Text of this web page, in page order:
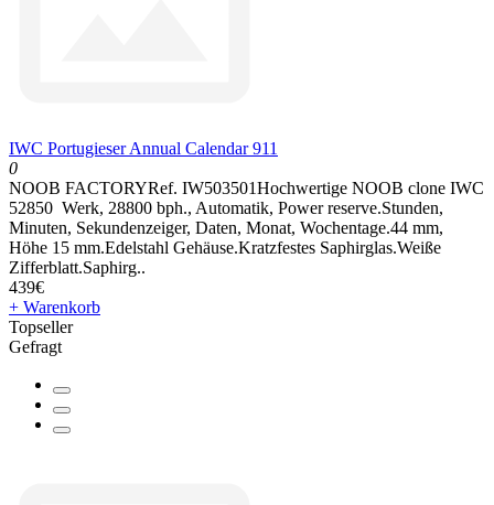
IWC Portugieser Annual Calendar 911
0
NOOB FACTORYRef. IW503501Hochwertige NOOB clone IWC
52850 Werk, 28800 bph., Automatik, Power reserve.Stunden,
Minuten, Sekundenzeiger, Daten, Monat, Wochentage.44 mm,
Höhe 15 mm.Edelstahl Gehäuse.Kratzfestes Saphirglas.Weiße
Zifferblatt.Saphirg..
439€
+ Warenkorb
Topseller
Gefragt